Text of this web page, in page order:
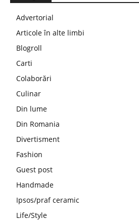
Advertorial
Articole în alte limbi
Blogroll
Carti
Colaborări
Culinar
Din lume
Din Romania
Divertisment
Fashion
Guest post
Handmade
Ipsos/praf ceramic
Life/Style